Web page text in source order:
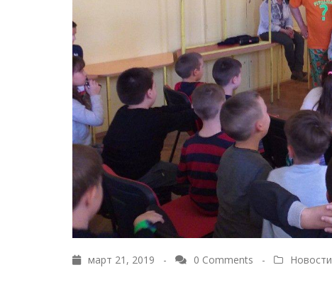
март 21, 2019 - 0 Comments - Новости